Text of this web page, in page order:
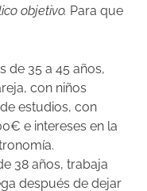
objetivo. Para que
de 35 a 45 años,
con niños
estudios, con
e intereses en la
38 años, trabaja
después de dejar